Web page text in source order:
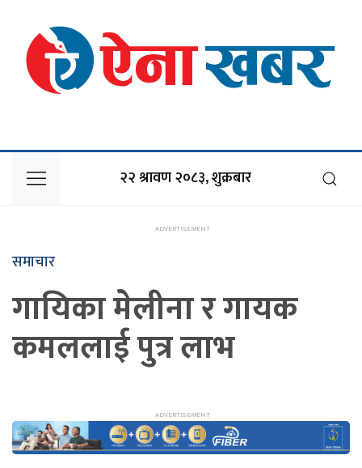
२२ श्रावण २०८३, शुक्रबार
समाचार
गायिका मेलीना र गायक
कमललाई पुत्र लाभ